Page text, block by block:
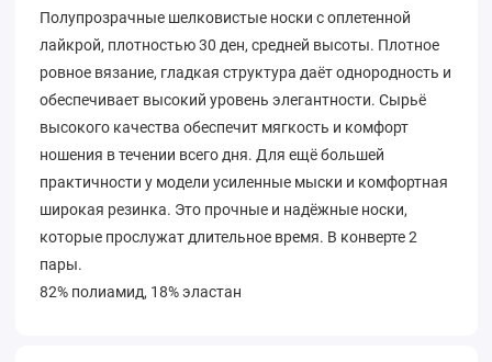
Полупрозрачные шелковистые носки с оплетенной
лайкрой, плотностью 30 ден, средней высоты. Плотное
ровное вязание, гладкая структура даёт однородность и
обеспечивает высокий уровень элегантности. Сырьё
высокого качества обеспечит мягкость и комфорт
ношения в течении всего дня. Для ещё большей
практичности у модели усиленные мыски и комфортная
широкая резинка. Это прочные и надёжные носки,
которые прослужат длительное время. В конверте 2
пары.
82% полиамид, 18% эластан